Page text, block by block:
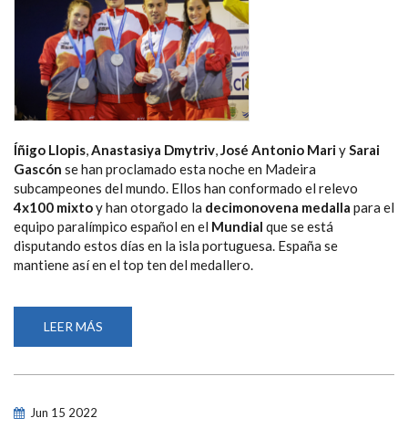
Íñigo Llopis,Anastasiya Dmytriv,José Antonio MariySarai
Gascón se han proclamado esta noche en Madeira
subcampeones del mundo. Ellos han conformado el relevo
4x100 mixtoy han otorgado la decimonovena medalla para el
equipo paralímpico español en el Mundial que se está
disputando estos días en la isla portuguesa. España se
mantiene así en el top ten del medallero.
LEER MÁS
RELEVO
4X100
Jun 15 2022